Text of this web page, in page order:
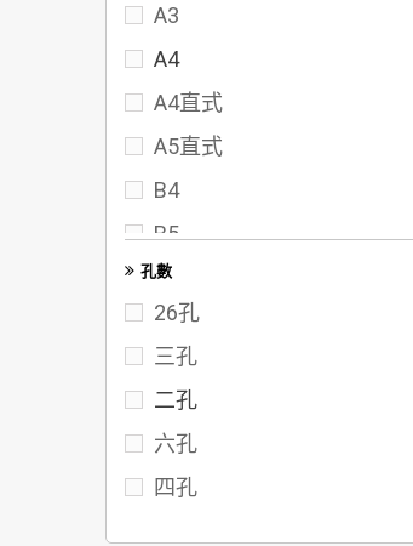
70
72
75
80
95
102
117
122
142
A3
A4
A4直式
A5直式
B4
B5
FC
孔數
26孔
三孔
二孔
六孔
四孔